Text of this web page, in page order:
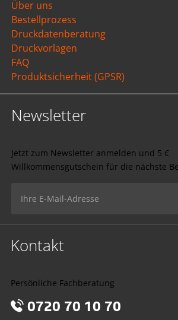
Über uns
Bestellprozess
Druckdatenberatung
Druckvorlagen
FAQ
Produktsicherheit (GPSR)
Newsletter
Jetzt zum Newsletter anmelden und 5 €
Willkommensgutschein für die nächste
Kontakt
Persönliche Fachberatung
0720 70 10 70